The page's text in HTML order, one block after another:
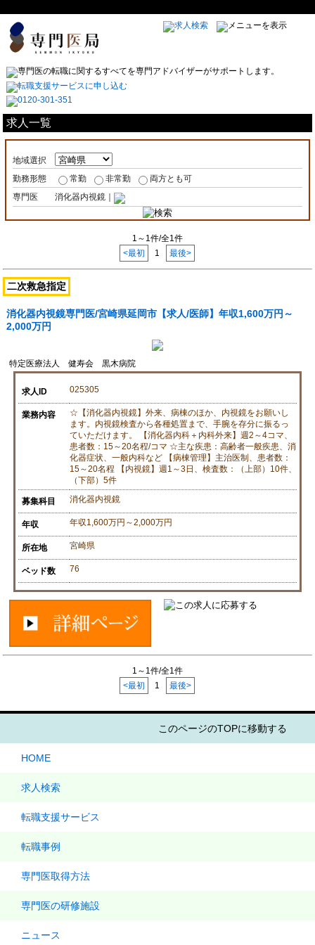
求人一覧
地域選択
勤務形態
常勤 非常勤
両方とも可
専門医
消化器内視鏡｜
1～1件/全1件
<最初
1 最後>
二次救急指定
消化器内視鏡専門医/宮崎県延岡市【求人/医師】年収1,600万円～
2,000万円
特定医療法人 健寿会 黒木病院
求人ID 025305
業務内容
☆【消化器内視鏡】外来、病棟のほか、内視鏡をお願いし
ます。内視鏡検査から各種処置まで、手腕を存分に振るっ
ていただけます。 【消化器内科＋内科外来】週2～4コマ、
患者数：15～20名程/コマ ☆主な疾患：高齢者一般疾患、消
化器症状、一般内科など 【病棟管理】主治医制、患者数：
15～20名程 【内視鏡】週1～3日、検査数：（上部）10件、
（下部）5件
募集科目 消化器内視鏡
年収 年収1,600万円～2,000万円
所在地 宮崎県
ベッド数 76
1～1件/全1件
<最初
1 最後>
このページのTOPに移動する
HOME
求人検索
転職支援サービス
転職事例
専門医取得方法
専門医の研修施設
ニュース